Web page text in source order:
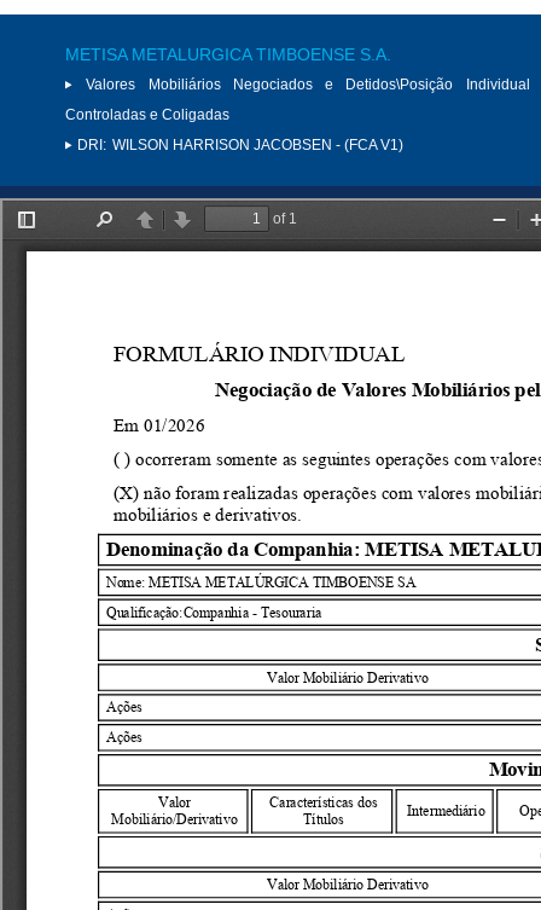
METISA METALURGICA TIMBOENSE S.A.
Valores Mobiliários Negociados e Detidos\Posição
Controladas e Coligadas
DRI: WILSON HARRISON JACOBSEN - (FCA V1)